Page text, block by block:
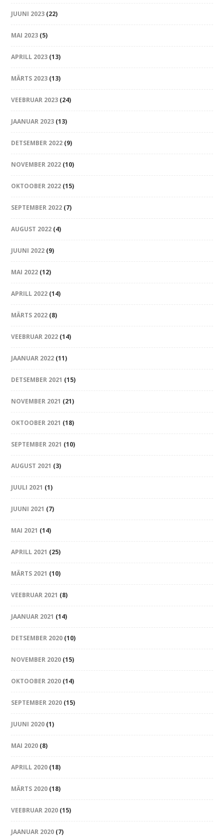
JUUNI 2023 (22)
MAI 2023 (5)
APRILL 2023 (13)
MÄRTS 2023 (13)
VEEBRUAR 2023 (24)
JAANUAR 2023 (13)
DETSEMBER 2022 (9)
NOVEMBER 2022 (10)
OKTOOBER 2022 (15)
SEPTEMBER 2022 (7)
AUGUST 2022 (4)
JUUNI 2022 (9)
MAI 2022 (12)
APRILL 2022 (14)
MÄRTS 2022 (8)
VEEBRUAR 2022 (14)
JAANUAR 2022 (11)
DETSEMBER 2021 (15)
NOVEMBER 2021 (21)
OKTOOBER 2021 (18)
SEPTEMBER 2021 (10)
AUGUST 2021 (3)
JUULI 2021 (1)
JUUNI 2021 (7)
MAI 2021 (14)
APRILL 2021 (25)
MÄRTS 2021 (10)
VEEBRUAR 2021 (8)
JAANUAR 2021 (14)
DETSEMBER 2020 (10)
NOVEMBER 2020 (15)
OKTOOBER 2020 (14)
SEPTEMBER 2020 (15)
JUUNI 2020 (1)
MAI 2020 (8)
APRILL 2020 (18)
MÄRTS 2020 (18)
VEEBRUAR 2020 (15)
JAANUAR 2020 (7)